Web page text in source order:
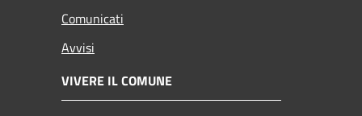
Comunicati
Avvisi
VIVERE IL COMUNE